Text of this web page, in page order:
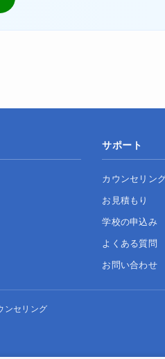
サポート
カウンセリン
お見積もり
学校の申込み
よくある質問
お問い合わせ
ンセリング